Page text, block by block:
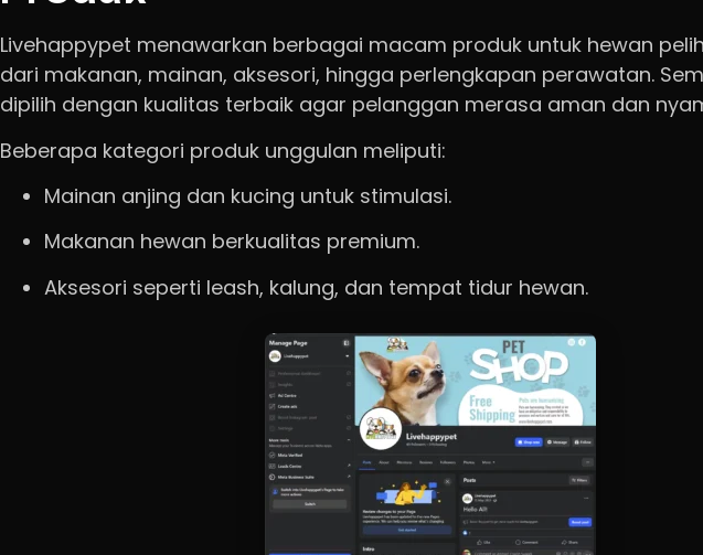
Livehappypet menawarkan berbagai macam produk untuk hewan
dari makanan, mainan, aksesori, hingga perlengkapan perawatan.
dipilih dengan kualitas terbaik agar pelanggan merasa aman dan
Beberapa kategori produk unggulan meliputi:
Mainan anjing dan kucing untuk stimulasi.
Makanan hewan berkualitas premium.
Aksesori seperti leash, kalung, dan tempat tidur hewan.